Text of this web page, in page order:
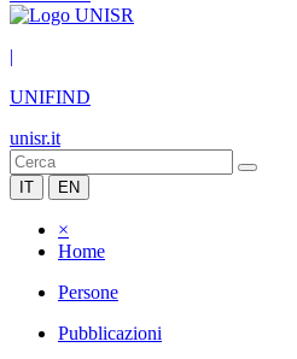
|
UNIFIND
unisr.it
IT EN
×
Home
Persone
Pubblicazioni